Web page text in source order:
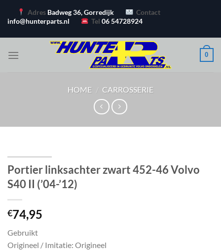
naar
Adres Badweg 36, Gorredijk
Contact
info@hunterparts.nl
Tel06 54728924
0
HOME / CARROSSERIE
Portier linksachter zwart 452-46 Volvo
S40 II (’04-’12)
€74,95
Gebruikt
Origineel / Imitatie: Origineel